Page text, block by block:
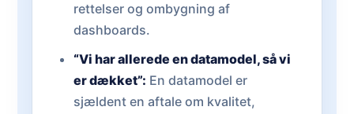
rettelser og ombygning af
dashboards.
“Vi har allerede en datamodel, så vi
er dækket”: En datamodel er
sjældent en aftale om kvalitet,